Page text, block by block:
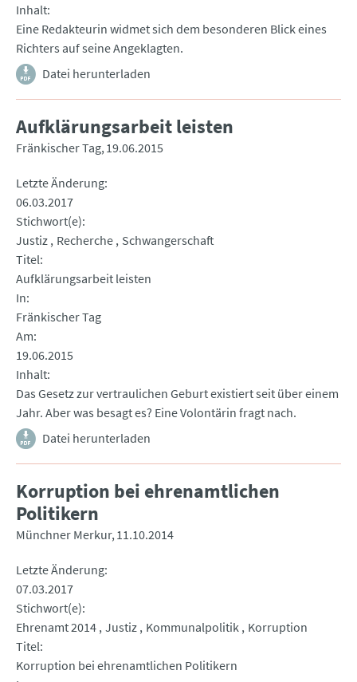
Inhalt
Eine Redakteurin widmet sich dem besonderen Blick eines
Richters auf seine Angeklagten.
Datei herunterladen
Aufklärungsarbeit leisten
Fränkischer Tag 19.06.2015
Letzte Änderung
06.03.2017
Stichwort(e)
Justiz Recherche Schwangerschaft
Titel
Aufklärungsarbeit leisten
In
Fränkischer Tag
Am
19.06.2015
Inhalt
Das Gesetz zur vertraulichen Geburt existiert seit über einem
Jahr. Aber was besagt es? Eine Volontärin fragt nach.
Datei herunterladen
Korruption bei ehrenamtlichen
Politikern
Münchner Merkur 11.10.2014
Letzte Änderung
07.03.2017
Stichwort(e)
Ehrenamt 2014 Justiz Kommunalpolitik Korruption
Titel
Korruption bei ehrenamtlichen Politikern